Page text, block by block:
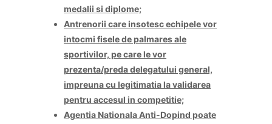
medalii si diplome;
Antrenorii care insotesc echipele vor
intocmi fisele de palmares ale
sportivilor, pe care le vor
prezenta/preda delegatului general,
impreuna cu legitimatia la validarea
pentru accesul in competitie;
Agentia Nationala Anti-Dopind poate